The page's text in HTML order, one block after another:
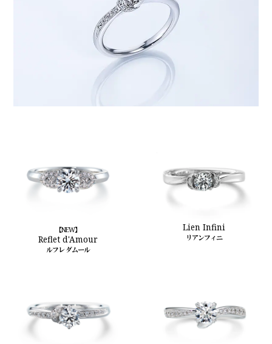
【NEW】
Reflet d'Amour
ルフレ ダムール
Lien Infini
リアンフィニ